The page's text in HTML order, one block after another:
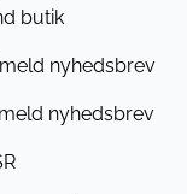
butik
nyhedsbrev
nyhedsbrev